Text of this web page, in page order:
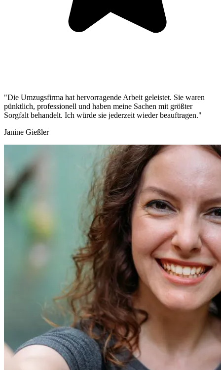
"Die Umzugsfirma hat hervorragende Arbeit geleistet. Sie waren
pünktlich, professionell und haben meine Sachen mit größter
Sorgfalt behandelt. Ich würde sie jederzeit wieder beauftragen."
Janine Gießler